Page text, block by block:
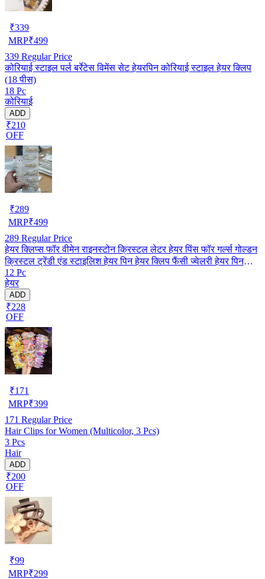
₹339
MRP₹499
339 Regular Price
कोरियाई स्टाइल पर्ल बर्रेटेस विमेंस सेट हेयरपिन कोरियाई स्टाइल हेयर क्लिप
(18 पीस)
18 Pc
कोरियाई
ADD
₹210
OFF
₹289
MRP₹499
289 Regular Price
हेयर क्लिप्स फॉर वीमेन राइनस्टोन क्रिस्टल लेटर हेयर पिंस फॉर गर्ल्स गोल्डन
क्रिस्टल ट्रेंडी एंड स्टाइलिश हेयर पिन हेयर क्लिप फैंसी ज्वेलरी हेयर पिन
(पैक ऑफ़ 12) (मल्टीकलर)
12 Pc
हेयर
ADD
₹228
OFF
₹171
MRP₹399
171 Regular Price
Hair Clips for Women (Multicolor, 3 Pcs)
3 Pcs
Hair
ADD
₹200
OFF
₹99
MRP₹299